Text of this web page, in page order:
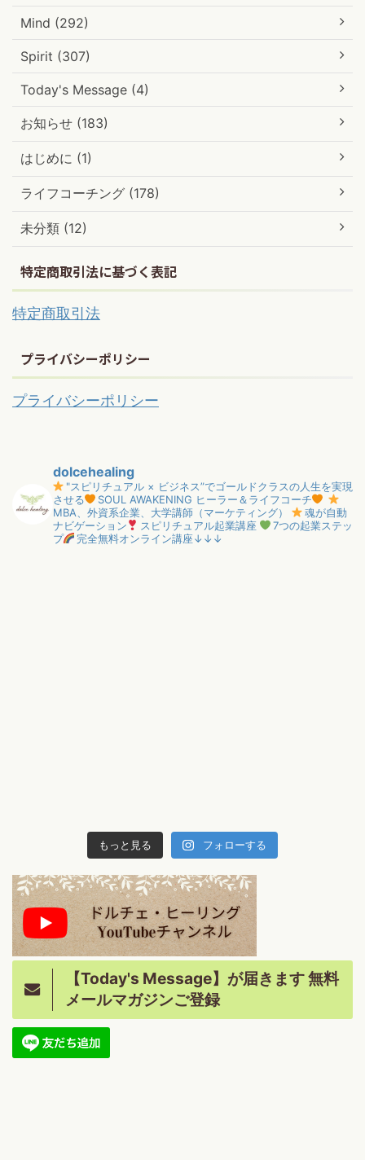
Mind (292)
Spirit (307)
Today's Message (4)
お知らせ (183)
はじめに (1)
ライフコーチング (178)
未分類 (12)
特定商取引法に基づく表記
特定商取引法
プライバシーポリシー
プライバシーポリシー
dolcehealing
"スピリチュアル × ビジネス”でゴールドクラスの人生を実現
させる
SOUL AWAKENING ヒーラー＆ライフコーチ
MBA、外資系企業、大学講師（マーケティング）
魂が自動
ナビゲーション
スピリチュアル起業講座
7つの起業ステッ
プ
完全無料オンライン講座↓↓↓
もっと見る フォローする
【Today's Message】が届きます 無料
メールマガジンご登録